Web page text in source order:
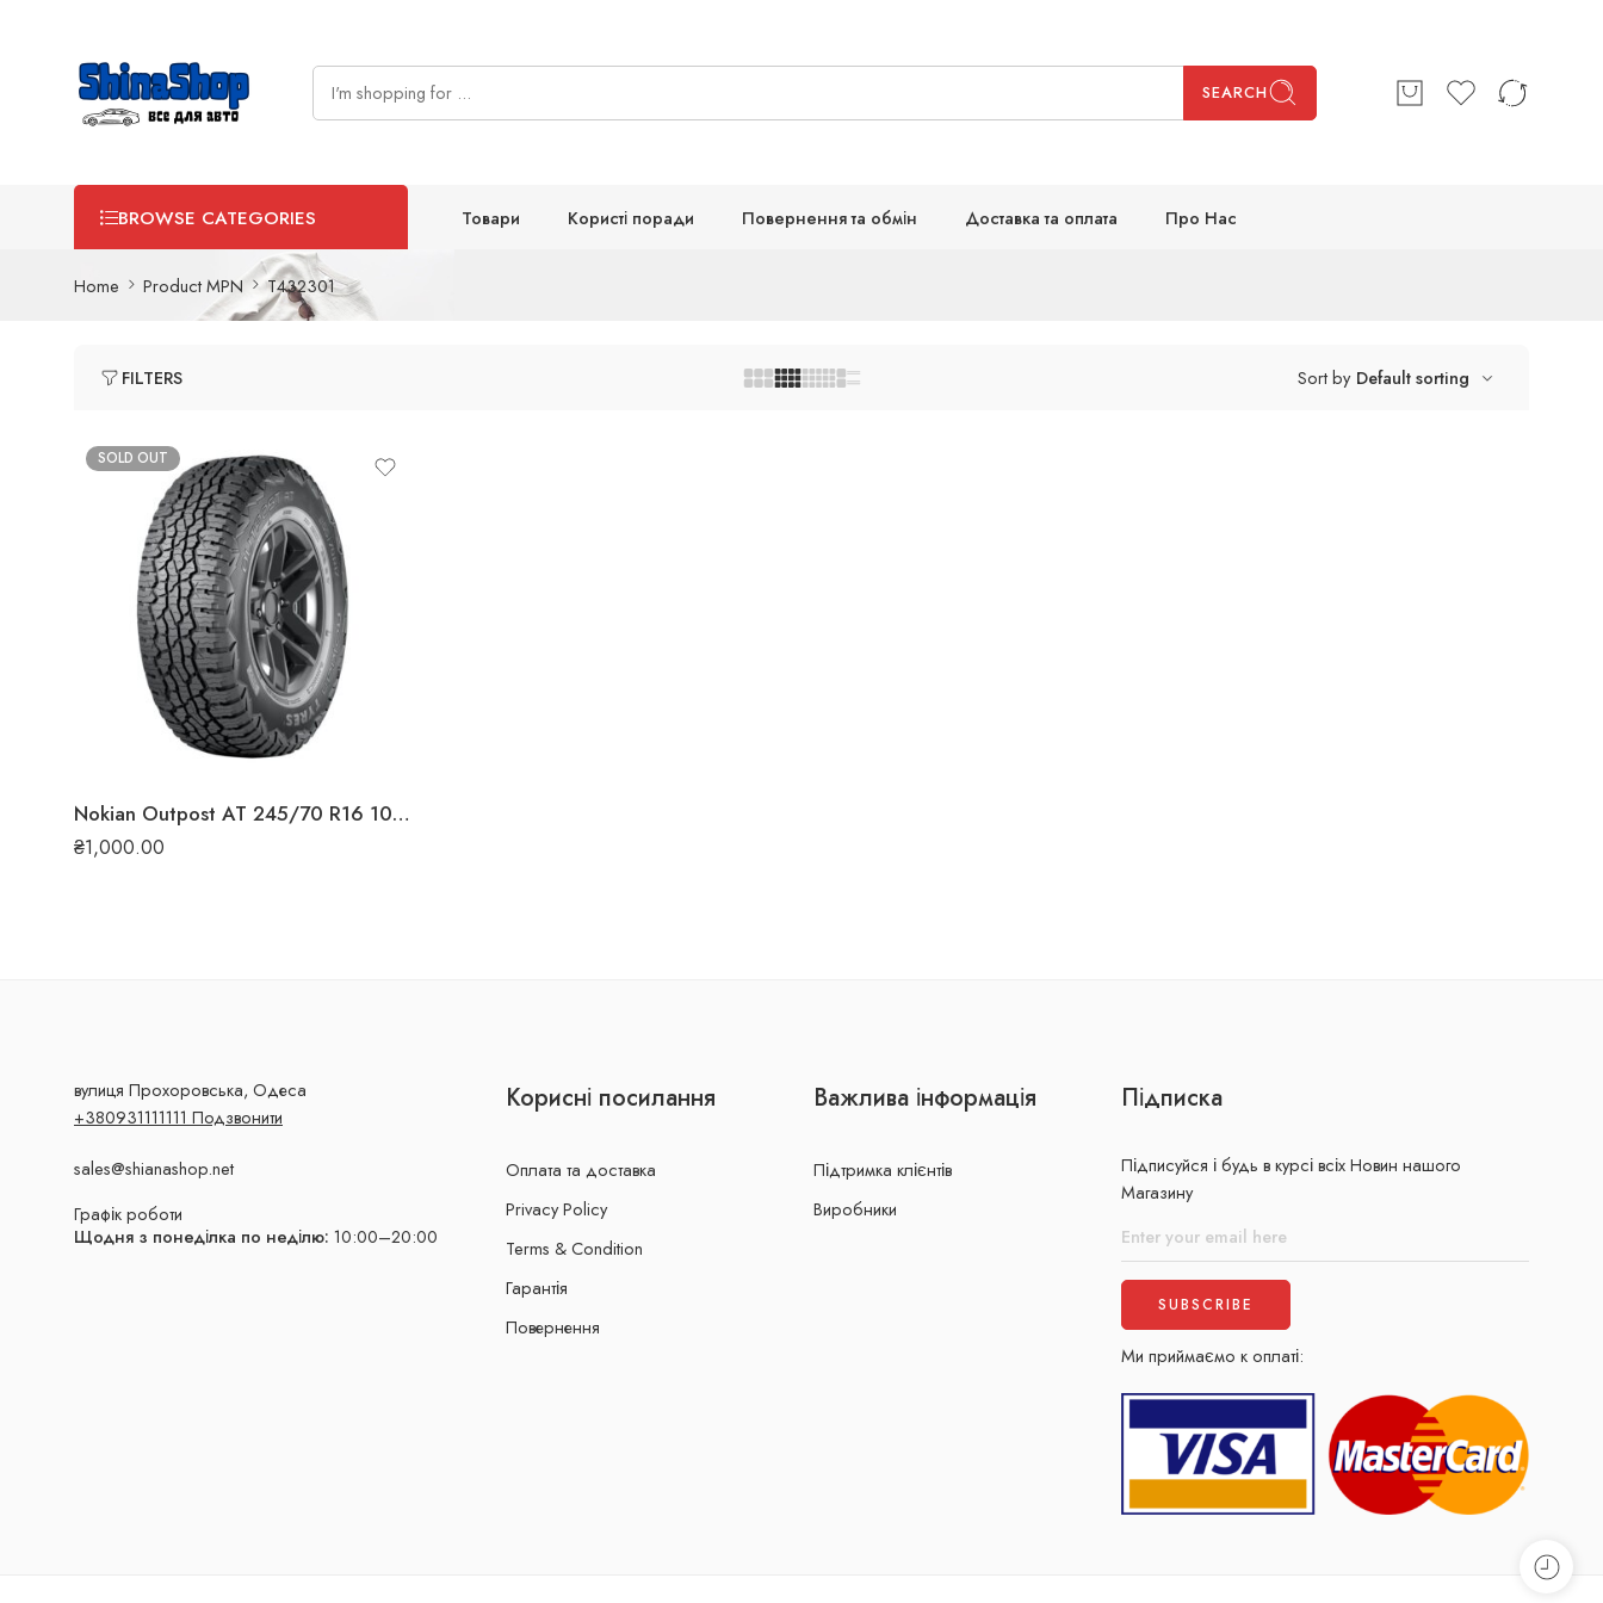
SEARCH
BROWSE CATEGORIES Товари Користі поради Повернення та обмін Доставка та оплата Про Нас
Home Product MPN T432301
FILTERS Sort by Default sorting
SOLD OUT
Nokian Outpost AT 245/70 R16 107 T літня шина
₴1,000.00
вулиця Прохоровська, Одеса
+380931111111 Подзвонити
sales@shianashop.net
Графік роботи
Щодня з понеділка по неділю: 10:00–20:00
Корисні посилання
Оплата та доставка
Privacy Policy
Terms & Condition
Гарантія
Повернення
Важлива інформація
Підтримка клієнтів
Виробники
Підписка
Підписуйся і будь в курсі всіх Новин нашого
Магазину
Ми приймаємо к оплаті: